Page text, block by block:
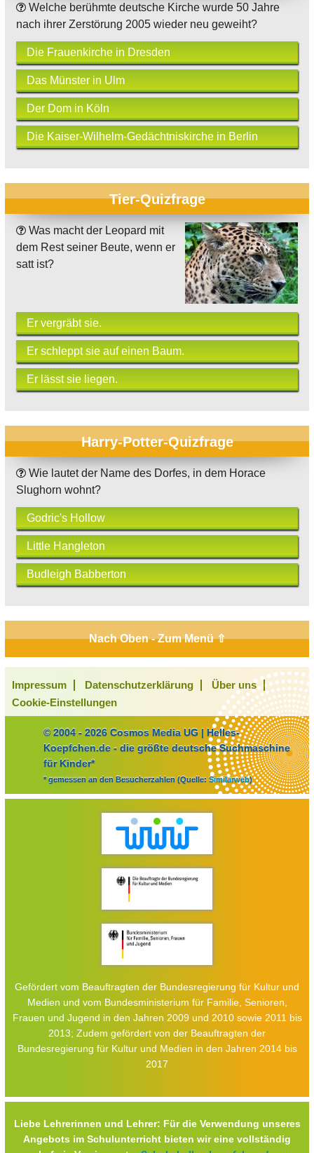
Welche berühmte deutsche Kirche wurde 50 Jahre
nach ihrer Zerstörung 2005 wieder neu geweiht?
Die Frauenkirche in Dresden
Das Münster in Ulm
Der Dom in Köln
Die Kaiser-Wilhelm-Gedächtniskirche in Berlin
Tier-Quizfrage
Was macht der Leopard mit
dem Rest seiner Beute, wenn er
satt ist?
Er vergräbt sie.
Er schleppt sie auf einen Baum.
Er lässt sie liegen.
Harry-Potter-Quizfrage
Wie lautet der Name des Dorfes, in dem Horace
Slughorn wohnt?
Godric's Hollow
Little Hangleton
Budleigh Babberton
Nach Oben - Zum Menü ⇧
Impressum Datenschutzerklärung
Über uns
Cookie-Einstellungen
© 2004 - 2026 Cosmos Media UG | Helles-
Koepfchen.de - die größte deutsche Suchmaschine
für Kinder*
* gemessen an den Besucherzahlen (Quelle: Similarweb)
Gefördert vom Beauftragten der Bundesregierung für Kultur und
Medien und vom Bundesministerium für Familie, Senioren,
Frauen und Jugend in den Jahren 2009 und 2010 sowie 2011 bis
2013; Zudem gefördert von der Beauftragten der
Bundesregierung für Kultur und Medien in den Jahren 2014 bis
2017
Liebe Lehrerinnen und Lehrer: Für die Verwendung unseres
Angebots im Schulunterricht bieten wir eine vollständig